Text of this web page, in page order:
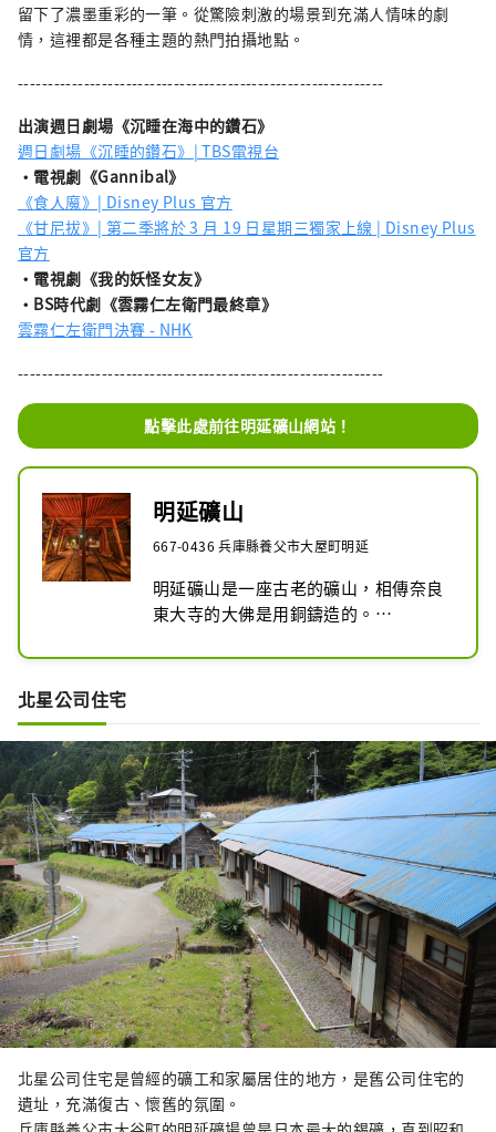
留下了濃墨重彩的一筆。從驚險刺激的場景到充滿人情味的劇
情，這裡都是各種主題的熱門拍攝地點。
-------------------------------------------------------------
出演週日劇場《沉睡在海中的鑽石》
週日劇場《沉睡的鑽石》| TBS電視台
・電視劇《Gannibal》
《食人魔》| Disney Plus 官方
《甘尼拔》| 第二季將於 3 月 19 日星期三獨家上線 | Disney Plus
官方
・電視劇《我的妖怪女友》
・BS時代劇 《雲霧仁左衛門最終章》
雲霧仁左衛門決賽 - NHK
-------------------------------------------------------------
點擊此處前往明延礦山網站！
明延礦山
667-0436 兵庫縣養父市大屋町明延
明延礦山是一座古老的礦山，相傳奈良
東大寺的大佛是用銅鑄造的。
一錫礦」而繁榮起來。
隧道的一部分現已作為勘探隧道向公眾
開放，您可以看到裸露的岩石表面、地
面、手提鑽、採礦車輛等。 （需預約）
每週日也舉辦週日礦山隧道之旅，無需
預約即可參觀礦場。
還可以體驗搭乘過去運載礦石和人的1
日元電車。
北星公司住宅
北星公司住宅是曾經的礦工和家屬居住的地方，是舊公司住宅的
遺址，充滿復古、懷舊的氛圍。